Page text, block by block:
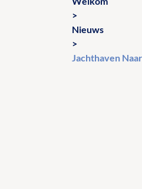
>
Nieuws
>
Jachthaven